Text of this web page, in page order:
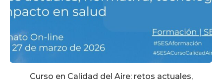
Curso en Calidad del Aire: retos actuales,